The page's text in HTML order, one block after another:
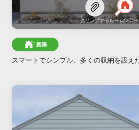
クリップするルームツアー
新築
スマートでシンプル、多くの収納を設え